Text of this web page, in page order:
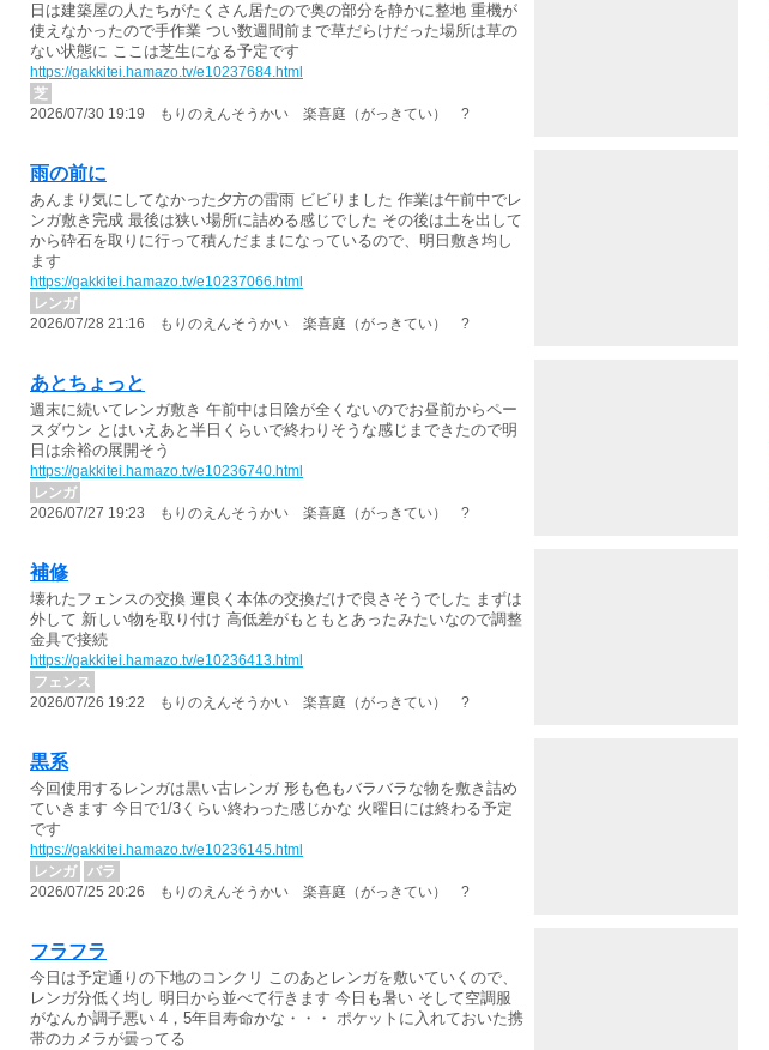
日は建築屋の人たちがたくさん居たので奥の部分を静かに整地 重機が
使えなかったので手作業 つい数週間前まで草だらけだった場所は草の
ない状態に ここは芝生になる予定です
https://gakkitei.hamazo.tv/e10237684.html
芝
2026/07/30 19:19 もりのえんそうかい 楽喜庭（がっきてい） ?
雨の前に
あんまり気にしてなかった夕方の雷雨 ビビりました 作業は午前中でレ
ンガ敷き完成 最後は狭い場所に詰める感じでした その後は土を出して
から砕石を取りに行って積んだままになっているので、明日敷き均し
ます
https://gakkitei.hamazo.tv/e10237066.html
レンガ
2026/07/28 21:16 もりのえんそうかい 楽喜庭（がっきてい） ?
あとちょっと
週末に続いてレンガ敷き 午前中は日陰が全くないのでお昼前からペー
スダウン とはいえあと半日くらいで終わりそうな感じまできたので明
日は余裕の展開そう
https://gakkitei.hamazo.tv/e10236740.html
レンガ
2026/07/27 19:23 もりのえんそうかい 楽喜庭（がっきてい） ?
補修
壊れたフェンスの交換 運良く本体の交換だけで良さそうでした まずは
外して 新しい物を取り付け 高低差がもともとあったみたいなので調整
金具で接続
https://gakkitei.hamazo.tv/e10236413.html
フェンス
2026/07/26 19:22 もりのえんそうかい 楽喜庭（がっきてい） ?
黒系
今回使用するレンガは黒い古レンガ 形も色もバラバラな物を敷き詰め
ていきます 今日で1/3くらい終わった感じかな 火曜日には終わる予定
です
https://gakkitei.hamazo.tv/e10236145.html
レンガ
バラ
2026/07/25 20:26 もりのえんそうかい 楽喜庭（がっきてい） ?
フラフラ
今日は予定通りの下地のコンクリ このあとレンガを敷いていくので、
レンガ分低く均し 明日から並べて行きます 今日も暑い そして空調服
がなんか調子悪い 4，5年目寿命かな・・・ ポケットに入れておいた携
帯のカメラが曇ってる